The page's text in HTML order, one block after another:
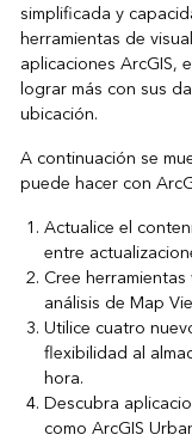
simplificada y
herramientas de
aplicaciones ArcGIS,
lograr más con sus
ubicación.
A continuación se
puede hacer con
Actualice el
entre
Cree
análisis de Map
Utilice cuatro
flexibilidad al
hora.
Descubra
como ArcGIS